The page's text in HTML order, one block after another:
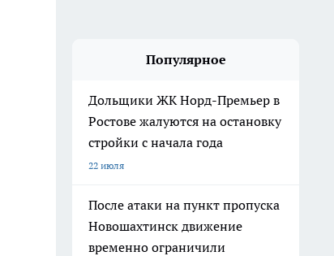
Популярное
Дольщики ЖК Норд-Премьер в
Ростове жалуются на остановку
стройки с начала года
22 июля
После атаки на пункт пропуска
Новошахтинск движение
временно ограничили